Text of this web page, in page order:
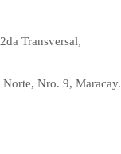
Transversal,
Nro. 9, Maracay.